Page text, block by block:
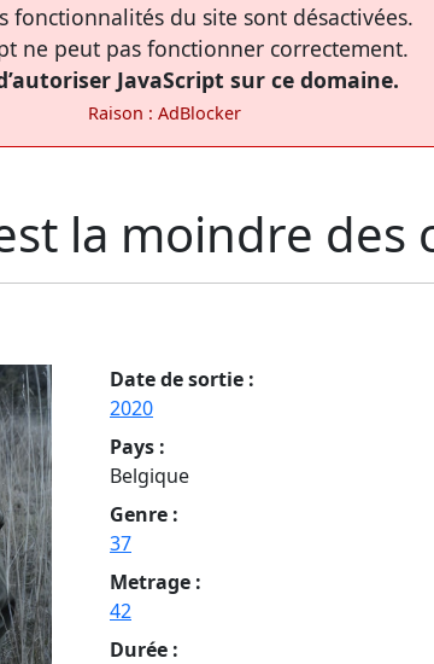
fonctionnalités du site sont désactivées.
ne peut pas fonctionner correctement.
JavaScript sur ce domaine.
Raison : AdBlocker
la moindre des
Date de sortie :
2020
Pays :
Belgique
Genre :
37
Metrage :
42
Durée :